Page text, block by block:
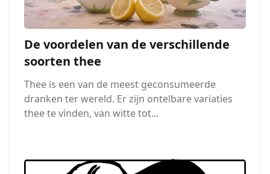
De voordelen van de verschillende
soorten thee
Thee is een van de meest geconsumeerde
dranken ter wereld. Er zijn ontelbare variaties
thee te vinden, van witte tot...